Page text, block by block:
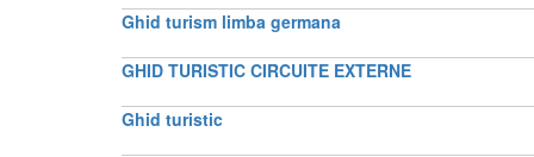
Ghid turism limba germana
GHID TURISTIC CIRCUITE EXTERNE
Ghid turistic